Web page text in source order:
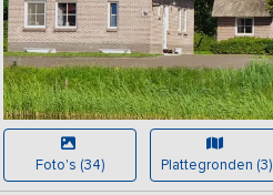
Foto's (34) Plattegronden (3)